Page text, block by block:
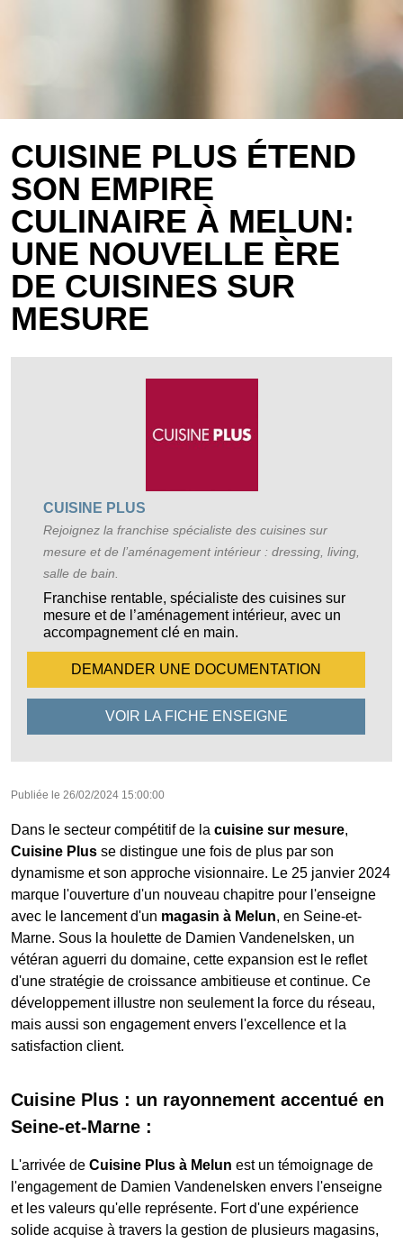
CUISINE PLUS ÉTEND
SON EMPIRE
CULINAIRE À MELUN:
UNE NOUVELLE ÈRE
DE CUISINES SUR
MESURE
CUISINE PLUS
Rejoignez la franchise spécialiste des cuisines sur
mesure et de l’aménagement intérieur : dressing, living,
salle de bain.
Franchise rentable, spécialiste des cuisines sur
mesure et de l’aménagement intérieur, avec un
accompagnement clé en main.
DEMANDER UNE DOCUMENTATION
VOIR LA FICHE ENSEIGNE
Publiée le 26/02/2024 15:00:00
Dans le secteur compétitif de la cuisine sur mesure,
Cuisine Plus se distingue une fois de plus par son
dynamisme et son approche visionnaire. Le 25 janvier 2024
marque l'ouverture d'un nouveau chapitre pour l'enseigne
avec le lancement d'un magasin à Melun, en Seine-et-
Marne. Sous la houlette de Damien Vandenelsken, un
vétéran aguerri du domaine, cette expansion est le reflet
d'une stratégie de croissance ambitieuse et continue. Ce
développement illustre non seulement la force du réseau,
mais aussi son engagement envers l'excellence et la
satisfaction client.
Cuisine Plus : un rayonnement accentué en
Seine-et-Marne :
L'arrivée de Cuisine Plus à Melun est un témoignage de
l'engagement de Damien Vandenelsken envers l'enseigne
et les valeurs qu'elle représente. Fort d'une expérience
solide acquise à travers la gestion de plusieurs magasins,